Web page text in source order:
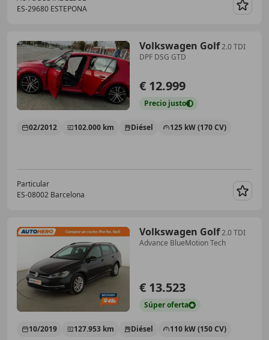
ES-29680 ESTEPONA
Volkswagen Golf2.0 TDI
DPF DSG GTD
€ 12.999
Precio justo
02/2012 102.000 km Diésel 125 kW (170 CV)
Particular
ES-08002 Barcelona
Volkswagen Golf2.0 TDI
Advance BlueMotion Tech
€ 13.523
Súperoferta
10/2019 127.953 km Diésel 110 kW (150 CV)